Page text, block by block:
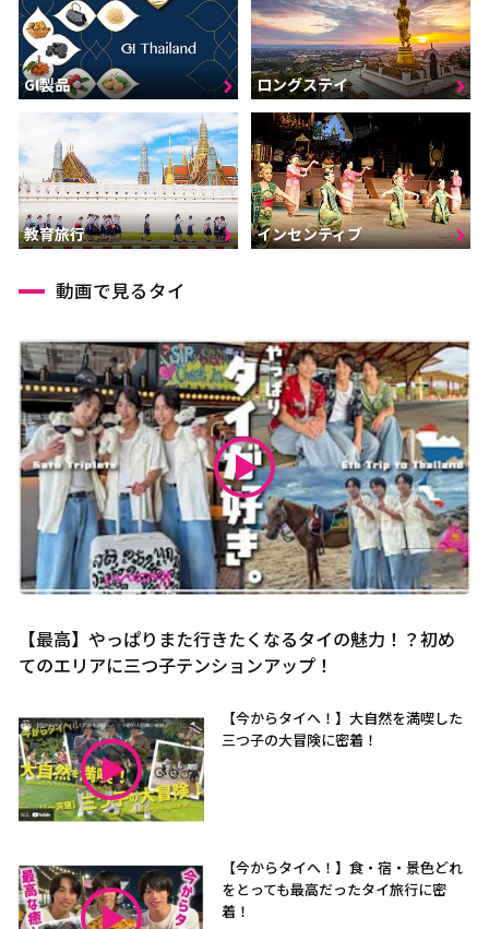
GI製品 ロングステイ
教育旅行 インセンティブ
動画で見るタイ
【最高】やっぱりまた行きたくなるタイの魅力！？初め
てのエリアに三つ子テンションアップ！
【今からタイへ！】大自然を満喫した
三つ子の大冒険に密着！
【今からタイへ！】食・宿・景色どれ
をとっても最高だったタイ旅行に密
着！